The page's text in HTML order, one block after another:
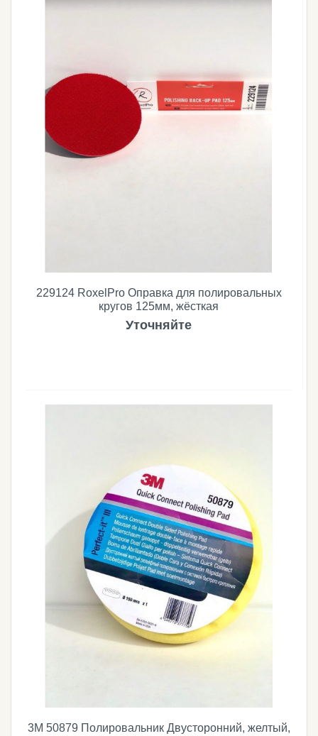
229124 RoxelPro Оправка для полировальных
кругов 125мм, жёсткая
Уточняйте
3M 50879 Полировальник Двусторонний, желтый,